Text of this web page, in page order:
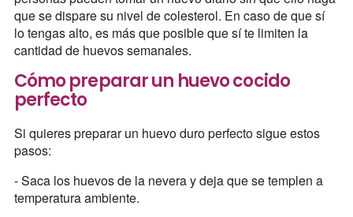
que se dispare su nivel de colesterol. En caso de que sí
lo tengas alto, es más que posible que sí te limiten la
cantidad de huevos semanales.
Cómo preparar un huevo cocido
perfecto
Si quieres preparar un huevo duro perfecto sigue estos
pasos:
- Saca los huevos de la nevera y deja que se templen a
temperatura ambiente.